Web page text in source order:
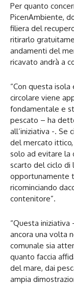
Per quanto
PicenAmbiente,
filiera del
ritirarlo
andamenti del
ricavato andrà a
“Con questa
circolare viene
fondamentale e
pescato – ha
all’iniziativa -. Se
del mercato ittico,
solo ad evitare la
scarto del ciclo di
opportunamente
ricominciando
contenitore”.
“Questa
ancora una volta
comunale sia
quanto faccia
del mare, dai
ampia